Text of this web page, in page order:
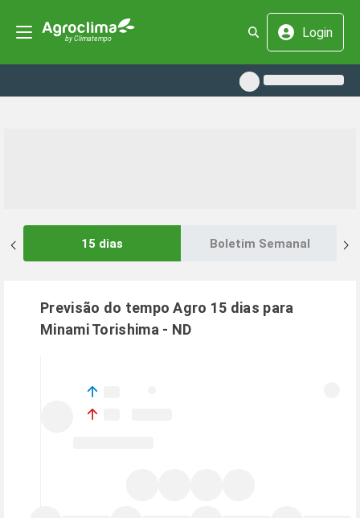
Login
15 dias Boletim Semanal
Previsão do tempo Agro 15 dias para
Minami Torishima - ND